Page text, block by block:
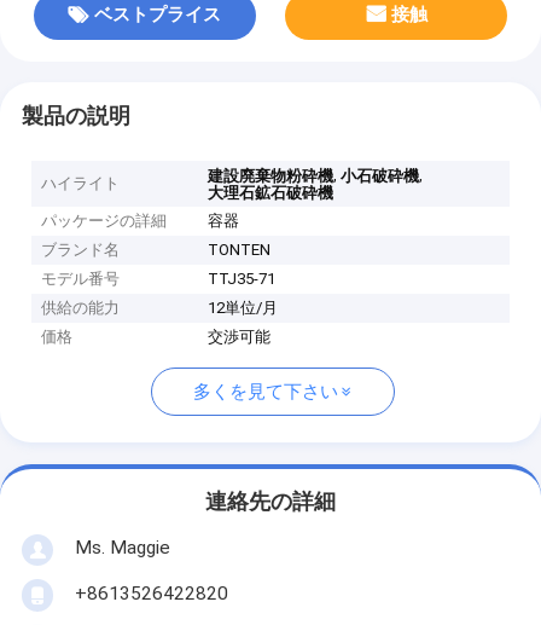
ベストプライス 接触
製品の説明
ハイライト 建設廃棄物粉砕機,小石破砕機,
大理石鉱石破砕機
パッケージの詳細
容器
ブランド名
TONTEN
モデル番号
TTJ35-71
供給の能力
12単位/月
価格
交渉可能
多くを見て下さい
連絡先の詳細
Ms. Maggie
+8613526422820